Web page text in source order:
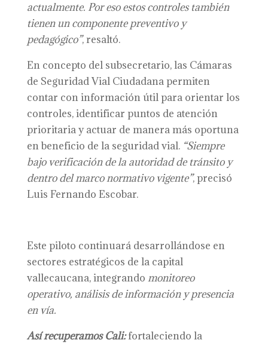
actualmente. Por eso estos controles también
tienen un componente preventivo y
pedagógico”, resaltó.
En concepto del subsecretario, las Cámaras
de Seguridad Vial Ciudadana permiten
contar con información útil para orientar los
controles, identificar puntos de atención
prioritaria y actuar de manera más oportuna
en beneficio de la seguridad vial. “Siempre
bajo verificación de la autoridad de tránsito y
dentro del marco normativo vigente”, precisó
Luis Fernando Escobar.
Este piloto continuará desarrollándose en
sectores estratégicos de la capital
vallecaucana, integrando monitoreo
operativo, análisis de información y presencia
en vía.
Así recuperamos Cali:fortaleciendo la